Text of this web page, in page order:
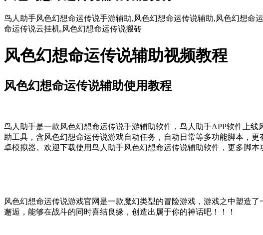
鸟人助手风色幻想命运传说手游辅助,风色幻想命运传说辅助,风色幻想命
命运传说云挂机,风色幻想命运传说搬砖
风色幻想命运传说辅助视频教程
风色幻想命运传说辅助使用教程
鸟人助手是一款风色幻想命运传说手游辅助软件，鸟人助手APP软件上
助工具，含风色幻想命运传说游戏自动任务，自动日常等多功能脚本，
卓模拟器。欢迎下载使用鸟人助手风色幻想命运传说辅助软件，更多脚本
风色幻想命运传说游戏官网是一款魔幻类型的冒险游戏，游戏之中塑造
邂逅，能够在战斗的同时喜结良缘，创造出属于你的神话吧！！！